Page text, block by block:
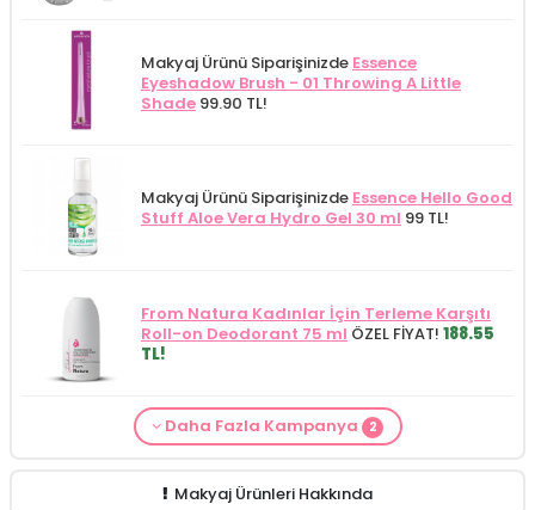
Makyaj Ürünü Siparişinizde Essence
Eyeshadow Brush - 01 Throwing A Little
Shade 99.90 TL!
Makyaj Ürünü Siparişinizde Essence Hello Good
Stuff Aloe Vera Hydro Gel 30 ml 99 TL!
From Natura Kadınlar İçin Terleme Karşıtı
Roll-on Deodorant 75 ml ÖZEL FİYAT! 188.55
TL!
Makyaj Kategorisine Özel Fiyatİdea Derma
Makyaj Ürünü Siparişinizdeİnnova Wash Gel
Daha Fazla Kampanya 2
Makyaj Ürünleri Hakkında